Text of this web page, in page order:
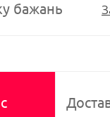
бажань